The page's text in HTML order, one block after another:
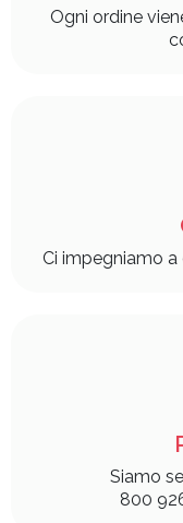
Ogni ordine
Ci impegniamo
Siamo
800